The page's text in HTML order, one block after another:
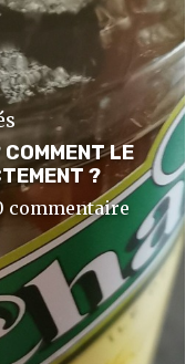
LE
?
commentaire